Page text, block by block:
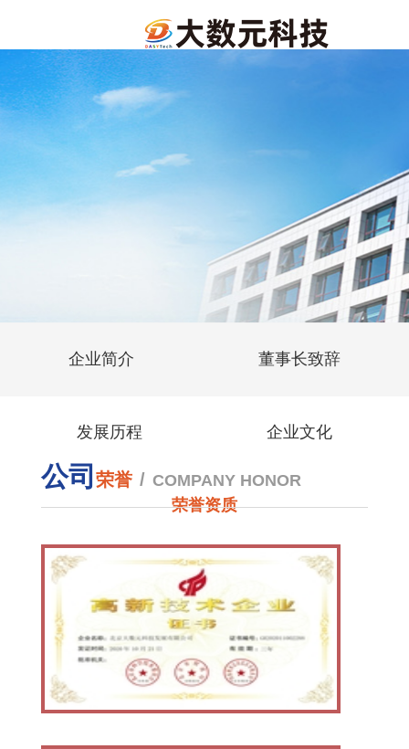
企业简介 董事长致辞
发展历程 企业文化
荣誉资质
公司 荣誉 / COMPANY HONOR